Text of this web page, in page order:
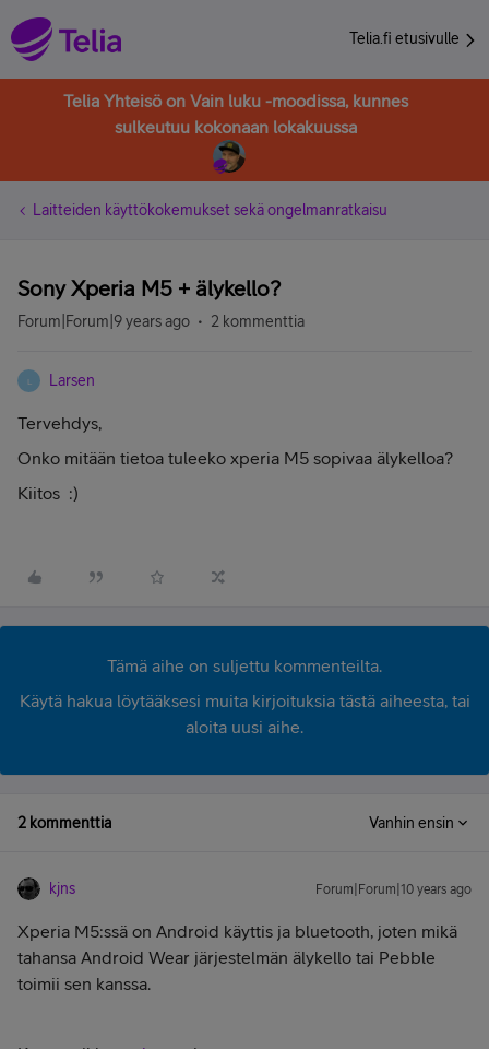
Telia.fi etusivulle
Telia Yhteisö on Vain luku -moodissa, kunnes
sulkeutuu kokonaan lokakuussa
Laitteiden käyttökokemukset sekä ongelmanratkaisu
Sony Xperia M5 + älykello?
Forum|Forum|9 years ago 2 kommenttia
Larsen
Tervehdys,
Onko mitään tietoa tuleeko xperia M5 sopivaa älykelloa?
Kiitos :)
Tämä aihe on suljettu kommenteilta.
Käytä hakua löytääksesi muita kirjoituksia tästä aiheesta, tai
aloita uusi aihe.
2 kommenttia Vanhin ensin
kjns Forum|Forum|10 years ago
Xperia M5:ssä on Android käyttis ja bluetooth, joten mikä
tahansa Android Wear järjestelmän älykello tai Pebble
toimii sen kanssa.